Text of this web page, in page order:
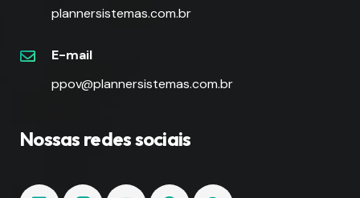
plannersistemas.com.br
E-mail
ppov@plannersistemas.com.br
Nossas redes sociais